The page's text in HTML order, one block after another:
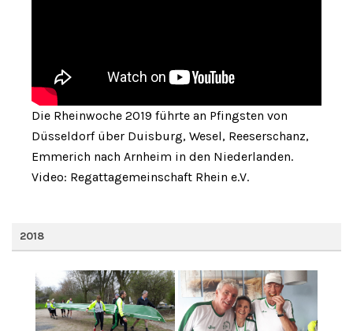
Die Rheinwoche 2019 führte an Pfingsten von
Düsseldorf über Duisburg, Wesel, Reeserschanz,
Emmerich nach Arnheim in den Niederlanden.
Video: Regattagemeinschaft Rhein e.V.
2018